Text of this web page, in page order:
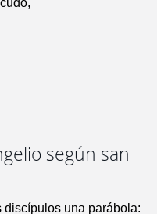
según san
discípulos una parábola: